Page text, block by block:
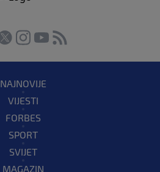
NAJNOVIJE
VIJESTI
FORBES
SPORT
SVIJET
MAGAZIN